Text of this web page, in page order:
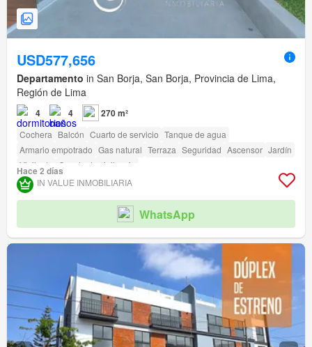
USD577,656
Departamento in San Borja, San Borja, Provincia de Lima,
Región de Lima
4 4 270 m²
Cochera Balcón Cuarto de servicio Tanque de agua
Armario empotrado Gas natural Terraza Seguridad Ascensor Jardín
Vigilante Caseta de vigilancia
Acceso para personas con discapacidad
Hace 2 días
IN VALUE INMOBILIARIA
WhatsApp